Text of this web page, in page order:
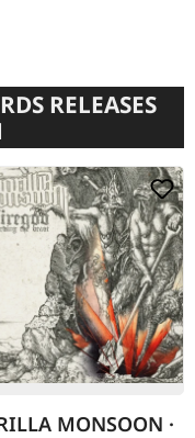
RELEASES
MONSOON ·